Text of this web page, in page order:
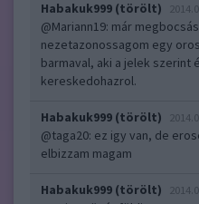
Habakuk999 (törölt)
@Mariann19: már
nezetazonossagom egy
barmaval, aki a jelek szerint
kereskedohazrol.
Habakuk999 (törölt)
@taga20: ez igy van, de
elbizzam magam
Habakuk999 (törölt)